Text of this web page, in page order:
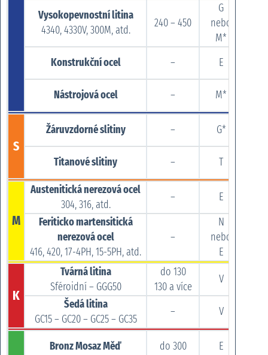
Vysokopevnostní litina
4340, 4330V, 300M, atd.
240 – 450
G
nebo
M*
Konstrukční ocel – E
Nástrojová ocel – M*
S
Žáruvzdorné slitiny – G*
Titanové slitiny – T
M
Austenitická nerezová ocel
304, 316, atd.
– E
Feriticko martensitická
nerezová ocel
416, 420, 17-4PH, 15-5PH, atd.
–
N
nebo
E
K
Tvárná litina
Sféroidní – GGG50
do 130
130 a více
V
Šedá litina
GC15 – GC20 – GC25 – GC35
– V
Bronz Mosaz Měď do 300 E